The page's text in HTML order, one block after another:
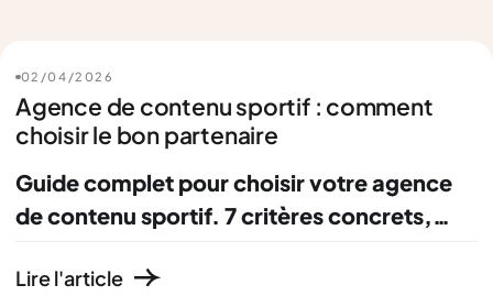
02 /04 /2026
Agence de contenu sportif : comment
choisir le bon partenaire
Guide complet pour choisir votre agence
de contenu sportif. 7 critères concrets,
pourquoi l'influence créateurs change la
Lire l'article